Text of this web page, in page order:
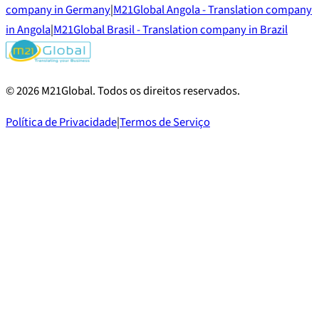
company in Germany|M21Global Angola - Translation company
in Angola|M21Global Brasil - Translation company in Brazil
©2026M21Global.Todos os direitos reservados.
Política de Privacidade|Termos de Serviço